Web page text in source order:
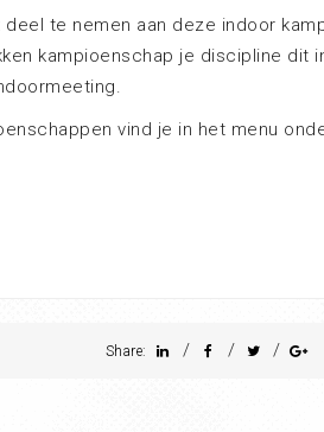
deel te nemen aan deze indoor
kampioenschap je discipline dit
vind je in het menu
Share: / / /